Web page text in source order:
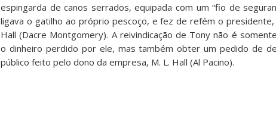
espingarda de canos serrados, equipada com um “fio de
ligava o gatilho ao próprio pescoço, e fez de refém o presidente,
Hall (Dacre Montgomery). A reivindicação de Tony não é
o dinheiro perdido por ele, mas também obter um pedido de
público feito pelo dono da empresa, M. L. Hall (Al Pacino).